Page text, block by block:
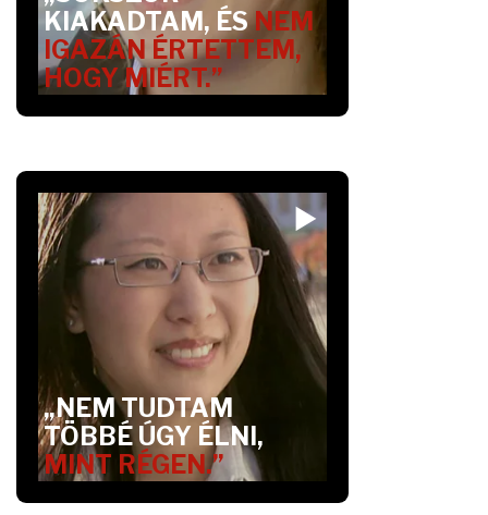
KIAKADTAM, ÉSNEM
IGAZÁN ÉRTETTEM,
HOGY MIÉRT.”
„NEM TUDTAM
TÖBBÉ ÚGY ÉLNI,
MINT RÉGEN.”